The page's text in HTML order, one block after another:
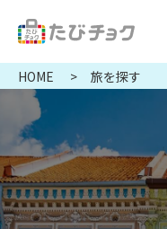
HOME 旅を探す